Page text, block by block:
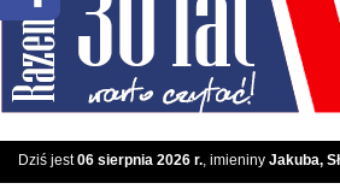
Dziś jest06 sierpnia 2026 r., imieniny Jakuba,